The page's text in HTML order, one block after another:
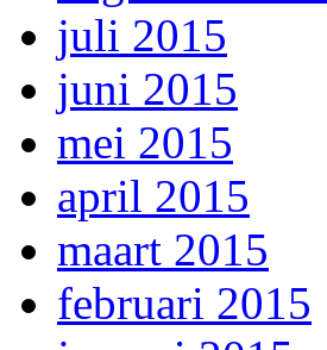
juli 2015
juni 2015
mei 2015
april 2015
maart 2015
februari 2015